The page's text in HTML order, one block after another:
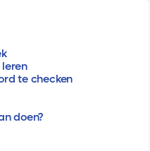
te checken
doen?